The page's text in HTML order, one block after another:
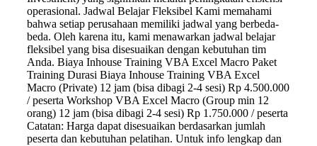
operasional. Jadwal Belajar Fleksibel Kami memahami
bahwa setiap perusahaan memiliki jadwal yang berbeda-
beda. Oleh karena itu, kami menawarkan jadwal belajar
fleksibel yang bisa disesuaikan dengan kebutuhan tim
Anda. Biaya Inhouse Training VBA Excel Macro Paket
Training Durasi Biaya Inhouse Training VBA Excel
Macro (Private) 12 jam (bisa dibagi 2-4 sesi) Rp 4.500.000
/ peserta Workshop VBA Excel Macro (Group min 12
orang) 12 jam (bisa dibagi 2-4 sesi) Rp 1.750.000 / peserta
Catatan: Harga dapat disesuaikan berdasarkan jumlah
peserta dan kebutuhan pelatihan. Untuk info lengkap dan